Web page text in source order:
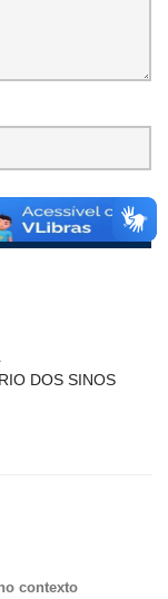
DOS SINOS
contexto